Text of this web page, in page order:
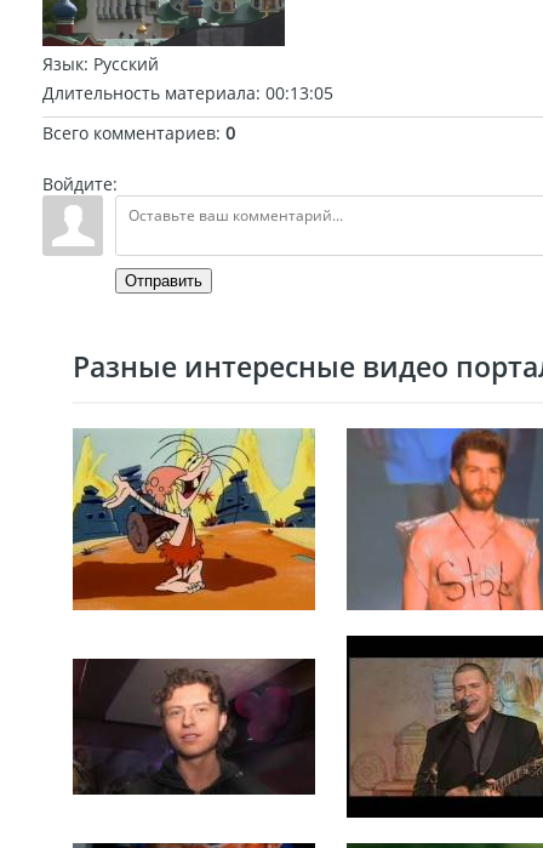
Язык: Русский
Длительность материала: 00:13:05
Всего комментариев: 0
Войдите:
Отправить
Разные интересные видео